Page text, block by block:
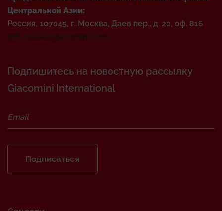
Центральной Азии:
Россия, 107045, г. Москва, Даев пер., д. 20, оф. 816
info.russia@giacomini.com
Подпишитесь на новостную рассылку
Giacomini International
Подписаться